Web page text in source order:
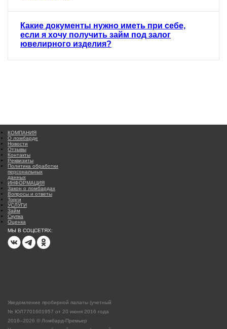
Какие документы нужно иметь при себе,
если я хочу получить займ под залог
ювелирного изделия?
КОМПАНИЯ
О ломбарде
Новости
Отзывы
Контакты
Реквизиты
Политика обработки
персональных
данных
ИНФОРМАЦИЯ
Закон о ломбардах
Вопросы и ответы
Торги
УСЛУГИ
Займ
Скупка
Оценка
МЫ В СОЦСЕТЯХ:
Уведомление пробирной палаты (учетный
№ ЮЛ7701601957 от 20 июня 2016 года
2016–2026 © Ломбард-Премьер